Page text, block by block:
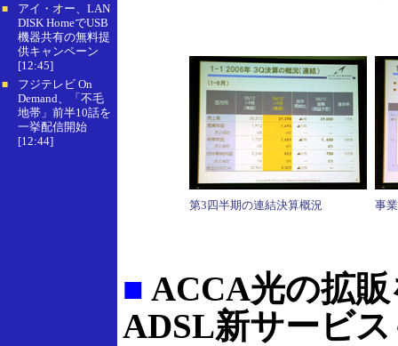
■
アイ・オー、LAN
DISK HomeでUSB
機器共有の無料提
供キャンペーン
[12:45]
■
フジテレビ On
Demand、「不毛
地帯」前半10話を
一挙配信開始
[12:44]
第3四半期の連結決算概況 事
■ ACCA光の拡
ADSL新サービ